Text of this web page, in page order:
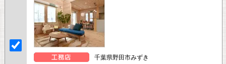
千葉県野田市みずき